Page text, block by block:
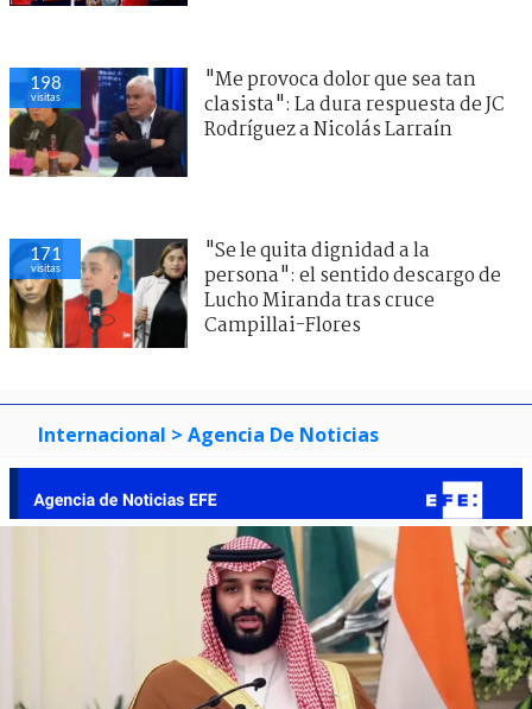
198
visitas
"Me provoca dolor que sea tan
clasista": La dura respuesta de JC
Rodríguez a Nicolás Larraín
171
visitas
"Se le quita dignidad a la
persona": el sentido descargo de
Lucho Miranda tras cruce
Campillai-Flores
Internacional > Agencia De Noticias